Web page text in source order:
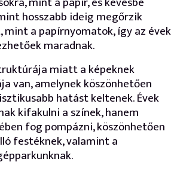
hosszabb ideig megőrzik
a papírnyomatok, így az évek
maradnak.
miatt a képeknek
van, amelynek köszönhetően
hatást keltenek. Évek
kifakulni a színek, hanem
fog pompázni, köszönhetően
festéknek, valamint a